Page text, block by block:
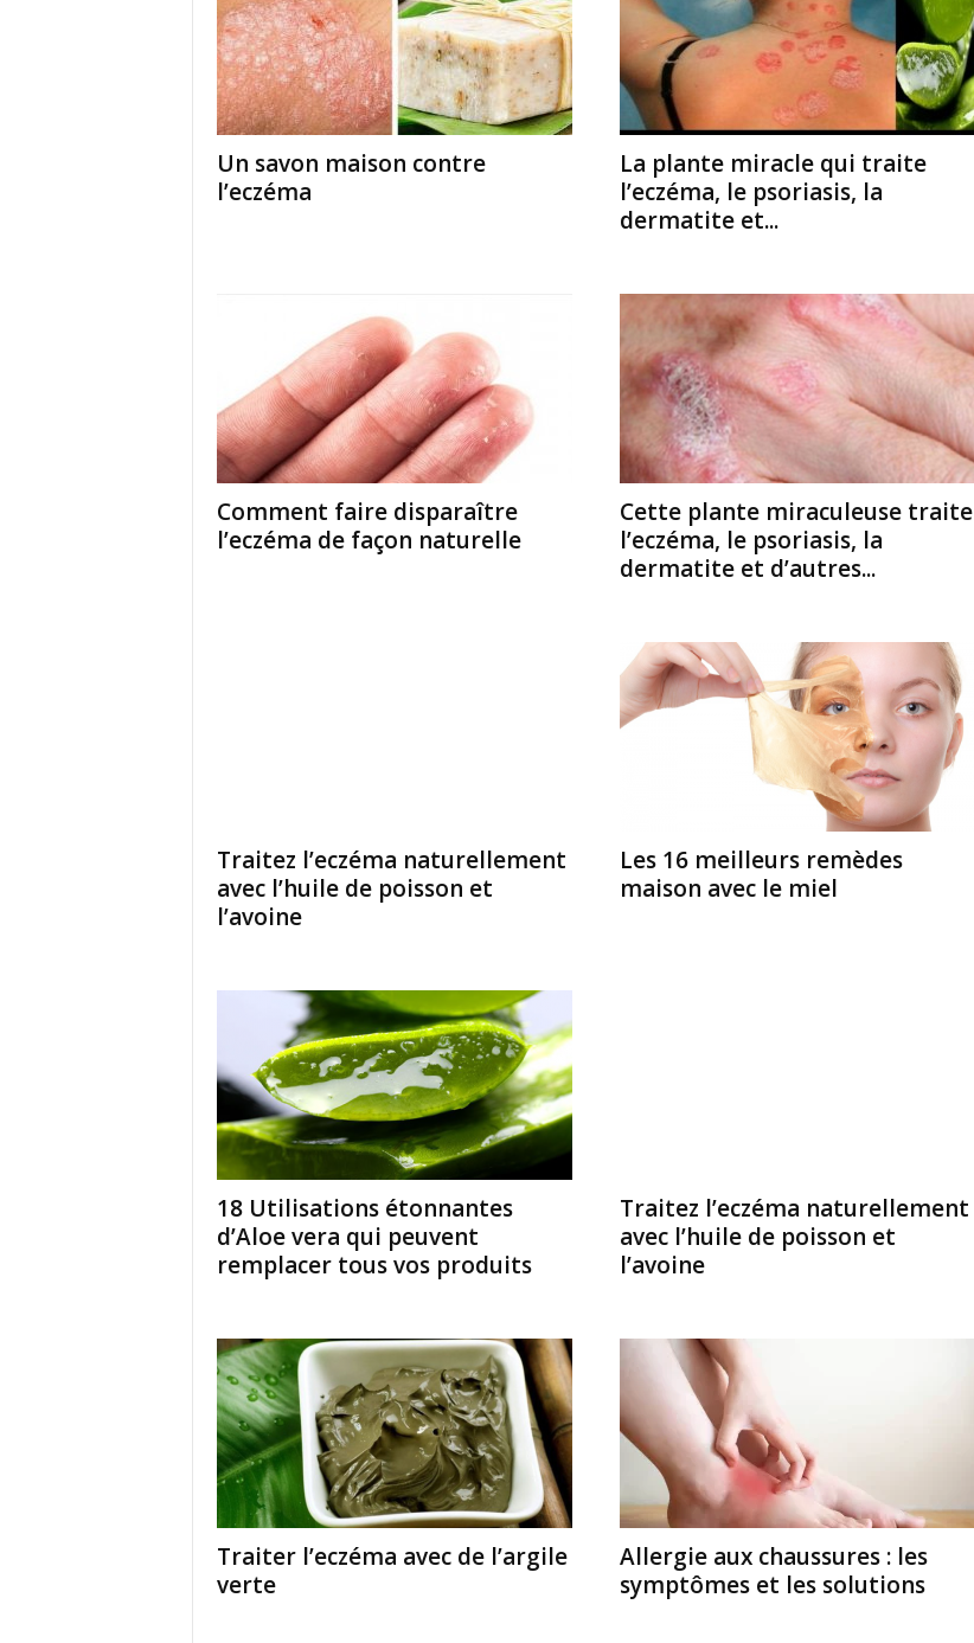
Un savon maison contre
l’eczéma
La plante miracle qui traite
l’eczéma, le psoriasis, la
dermatite et...
Comment faire disparaître
l’eczéma de façon naturelle
Cette plante miraculeuse traite
l’eczéma, le psoriasis, la
dermatite et d’autres...
Traitez l’eczéma naturellement
avec l’huile de poisson et
l’avoine
Les 16 meilleurs remèdes
maison avec le miel
18 Utilisations étonnantes
d’Aloe vera qui peuvent
remplacer tous vos produits
Traitez l’eczéma naturellement
avec l’huile de poisson et
l’avoine
Traiter l’eczéma avec de l’argile
verte
Allergie aux chaussures : les
symptômes et les solutions